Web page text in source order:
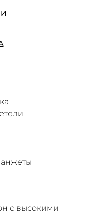
с высокими